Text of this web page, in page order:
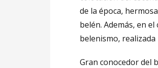
de la época,
belén. Además, en
belenismo,
Gran conocedor del